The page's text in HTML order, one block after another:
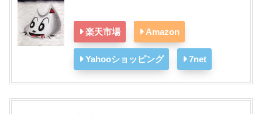
楽天市場 Amazon
Yahooショッピング 7net